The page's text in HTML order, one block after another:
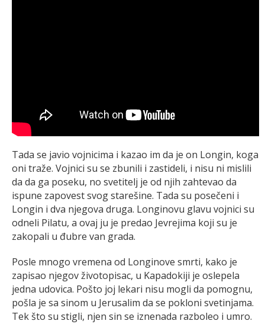
Tada se javio vojnicima i kazao im da je on Longin, koga
oni traže. Vojnici su se zbunili i zastideli, i nisu ni mislili
da da ga poseku, no svetitelj je od njih zahtevao da
ispune zapovest svog starešine. Tada su posečeni i
Longin i dva njegova druga. Longinovu glavu vojnici su
odneli Pilatu, a ovaj ju je predao Jevrejima koji su je
zakopali u đubre van grada.
Posle mnogo vremena od Longinove smrti, kako je
zapisao njegov životopisac, u Kapadokiji je oslepela
jedna udovica. Pošto joj lekari nisu mogli da pomognu,
pošla je sa sinom u Jerusalim da se pokloni svetinjama.
Tek što su stigli, njen sin se iznenada razboleo i umro.